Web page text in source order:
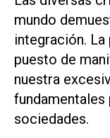
mundo
integración. La
puesto de
nuestra
fundamentales
sociedades.